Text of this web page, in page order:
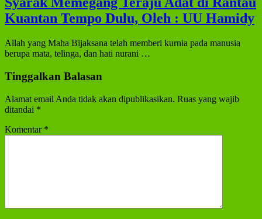
Kuantan Tempo Dulu, Oleh : UU Hamidy
Allah yang Maha Bijaksana telah memberi kurnia pada manusia
berupa mata, telinga, dan hati nurani …
Tinggalkan Balasan
Alamat email Anda tidak akan dipublikasikan. Ruas yang wajib
ditandai *
Komentar *